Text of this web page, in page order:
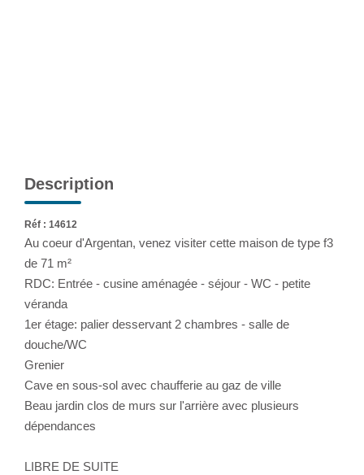
Description
Réf : 14612
Au coeur d'Argentan, venez visiter cette maison de type f3
de 71 m²
RDC: Entrée - cusine aménagée - séjour - WC - petite
véranda
1er étage: palier desservant 2 chambres - salle de
douche/WC
Grenier
Cave en sous-sol avec chaufferie au gaz de ville
Beau jardin clos de murs sur l'arrière avec plusieurs
dépendances
LIBRE DE SUITE